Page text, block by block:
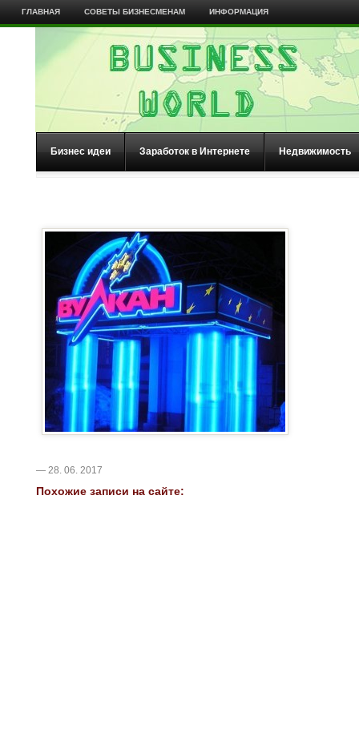
ГЛАВНАЯ СОВЕТЫ БИЗНЕСМЕНАМ ИНФОРМАЦИЯ
Бизнес идеи Заработок в Интернете Недвижимость
— 28. 06. 2017
Похожие записи на сайте: